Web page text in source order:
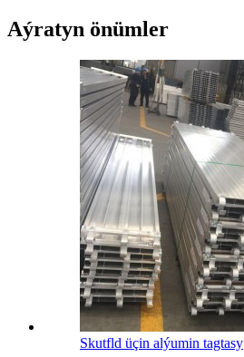
Aýratyn önümler
Skutfld üçin alýumin tagtasy